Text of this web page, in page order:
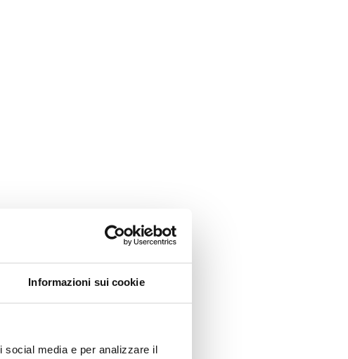
Informazioni sui cookie
social media e per analizzare il